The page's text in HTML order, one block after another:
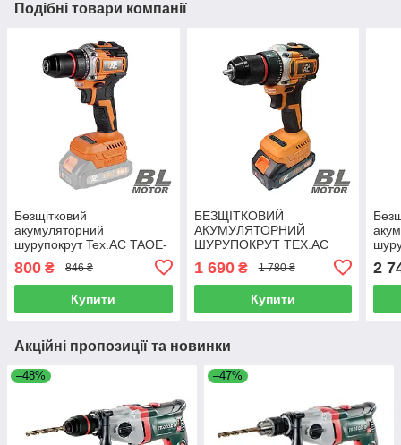
Подібні товари компанії
Безщітковий
акумуляторний
шурупокрут Tex.AC TAOE-
800 ₴ 846 ₴
Купити
БЕЗЩІТКОВИЙ
АКУМУЛЯТОРНИЙ
ШУРУПОКРУТ TEX.AC
1 690₴ 1 780 ₴
Купити
2
Акційні пропозиції та новинки
–48% –47%